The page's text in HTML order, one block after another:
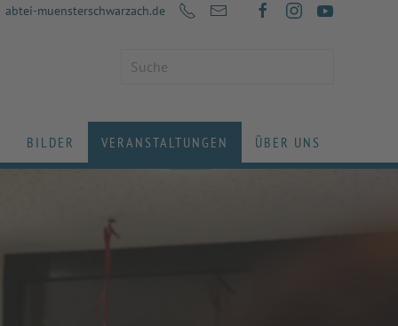
abtei-muensterschwarzach.de
BILDER VERANSTALTUNGEN ÜBER UNS